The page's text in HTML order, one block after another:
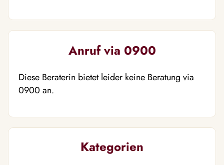
Anruf via 0900
Diese Beraterin bietet leider keine Beratung via
0900 an.
Kategorien